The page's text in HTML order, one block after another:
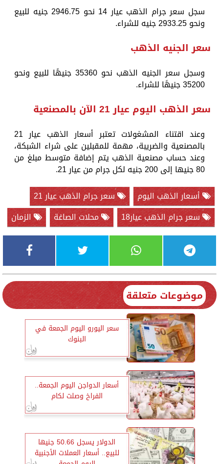
سجل سعر جرام الذهب عيار 14 نحو 2946.75 جنيه للبيع
ونحو 2933.25 جنيه للشراء.
سعر الجنيه الذهب
وسجل سعر الجنيه الذهب نحو 35360 جنيهًا للبيع ونحو
35200 جنيهًا للشراء.
سعر الذهب اليوم عيار 21 الآن بالمصنعية
وعند اقتناء المشغولات تعتبر أسعار الذهب عيار 21
بالمصنعية والضريبة، مهمة للمقبلين على شراء الشبكة،
وعند حساب مصنعية الذهب يتم إضافة متوسط مبلغ من
80 جنيها إلى 200 جنيه لكل جرام من عيار 21.
أسعار الذهب اليوم
سعر جرام الذهب عيار 21
سعر جرام الذهب عيار18
محلات الصاغة الزمان
موضوعات متعلقة
سعر اليورو اليوم الجمعة في
البنوك
أسعار الدواجن اليوم الجمعة..
الفراخ وصلت لكام
الدولار يسجل 50.66 جنيها
للبيع.. أسعار العملات الأجنبية